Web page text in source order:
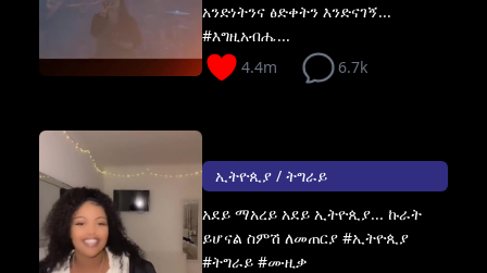
አንድነትንና ፅድቀትን እንድናገኝ...
#እግዚአብሔ...
4.4m
6.7k
ኢትዮጲያ / ትግራይ
አደይ ማአረይ አደይ ኢትዮጲያ... ኩራት
ይሆናል ስምሽ ለመጠርያ #ኢትዮጲያ
#ትግራይ #ሙዚቃ